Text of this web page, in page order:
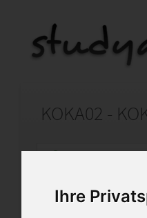
Ihre
KOKA02 -
Auf
Startseite